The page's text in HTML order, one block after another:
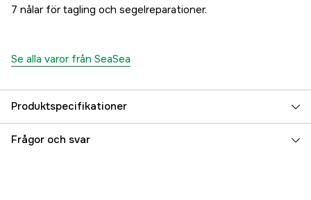
7 nålar för tagling och segelreparationer.
Se alla varor från SeaSea
Produktspecifikationer
Referensnummer 5000023359
Frågor och svar